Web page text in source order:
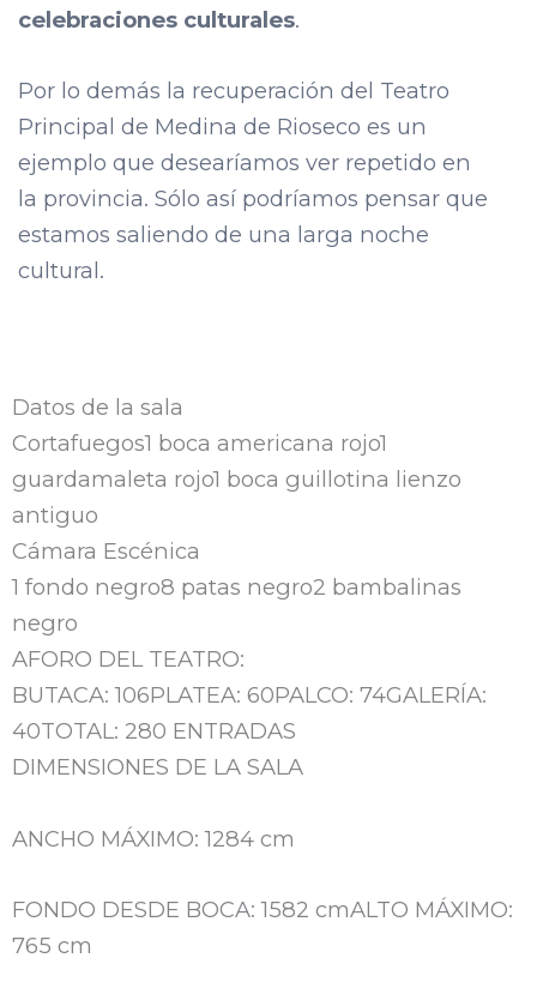
celebraciones culturales.
Por lo demás la recuperación del Teatro
Principal de Medina de Rioseco es un
ejemplo que desearíamos ver repetido en
la provincia. Sólo así podríamos pensar que
estamos saliendo de una larga noche
cultural.
Datos de la sala
Cortafuegos1 boca americana rojo1
guardamaleta rojo1 boca guillotina lienzo
antiguo
Cámara Escénica
1 fondo negro8 patas negro2 bambalinas
negro
AFORO DEL TEATRO:
BUTACA: 106PLATEA: 60PALCO: 74GALERÍA:
40TOTAL: 280 ENTRADAS
DIMENSIONES DE LA SALA
ANCHO MÁXIMO: 1284 cm
FONDO DESDE BOCA: 1582 cmALTO MÁXIMO:
765 cm